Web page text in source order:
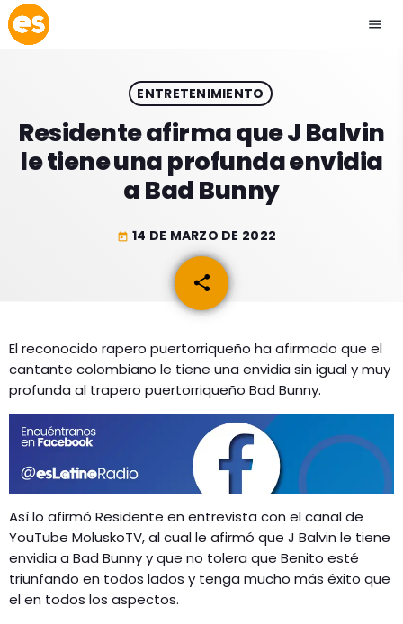
menu
play_arrow EMISIÓN LA PAZ
play_arrow EMISIÓN COCHABAMBA
ACTUALIDAD
ESPECTÁCULOS
MÚSICA
ENTRETENIMIENTO
PROGRAMACIÓN
RADIO SPLENDID
ENTRETENIMIENTO
Residente afirma que J Balvin
le tiene una profunda envidia
a Bad Bunny
today 14 DE MARZO DE 2022
share
email
El reconocido rapero puertorriqueño ha afirmado que el
cantante colombiano le tiene una envidia sin igual y muy
profunda al trapero puertorriqueño Bad Bunny.
Así lo afirmó Residente en entrevista con el canal de
YouTube MoluskoTV, al cual le afirmó que J Balvin le tiene
envidia a Bad Bunny y que no tolera que Benito esté
triunfando en todos lados y tenga mucho más éxito que
el en todos los aspectos.